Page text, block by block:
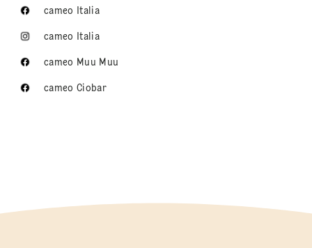
cameo Italia
cameo Italia
cameo Muu Muu
cameo Ciobar